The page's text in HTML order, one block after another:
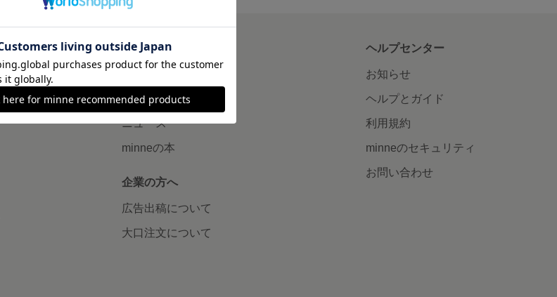
読みもの
minne学習帖
ニュース
minneの本
企業の方へ
広告出稿について
大口注文について
ヘルプセンター
お知らせ
ヘルプとガイド
利用規約
minneのセキュリティ
お問い合わせ